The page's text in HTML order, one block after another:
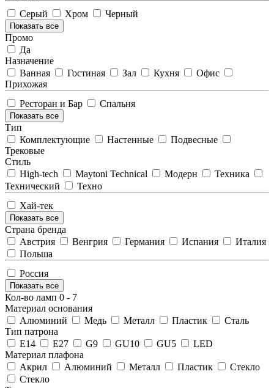
Серый
Хром Черный
Показать все
Промо
Да
Назначение
Ванная
Гостиная Зал Кухня
Офис
Прихожая
Ресторан и Бар
Спальня
Показать все
Тип
Комплектующие
Настенные
Подвесные
Трековые
Стиль
High-tech
Maytoni Technical Модерн
Техника
Технический
Техно
Хай-тек
Показать все
Страна бренда
Австрия
Венгрия Германия Испания
Италия
Польша
Россия
Показать все
Кол-во ламп 0 - 7
Материал основания
Алюминий
Медь Металл Пластик
Сталь
Тип патрона
E14
E27 G9 GU10 GU5
LED
Материал плафона
Акрил
Алюминий Металл Пластик
Стекло
Стекло